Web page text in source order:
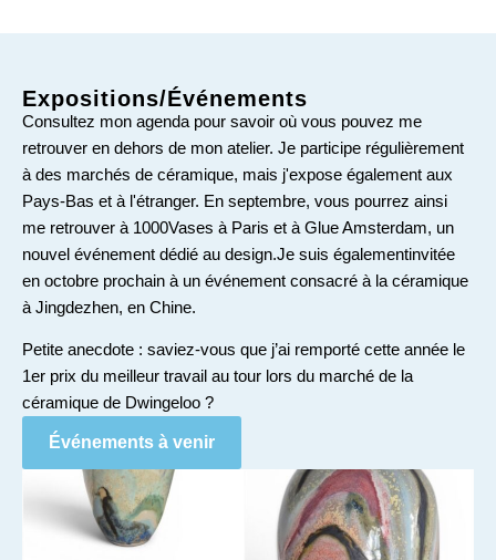
Expositions/Événements
Consultez mon agenda pour savoir où vous pouvez me
retrouver en dehors de mon atelier. Je participe régulièrement
à des marchés de céramique, mais j'expose également aux
Pays-Bas et à l'étranger. En septembre, vous pourrez ainsi
me retrouver à 1000Vases à Paris et à Glue Amsterdam, un
nouvel événement dédié au design.Je suis égalementinvitée
en octobre prochain à un événement consacré à la céramique
à Jingdezhen, en Chine.
Petite anecdote : saviez-vous que j’ai remporté cette année le
1er prix du meilleur travail au tour lors du marché de la
céramique de Dwingeloo ?
Événements à venir